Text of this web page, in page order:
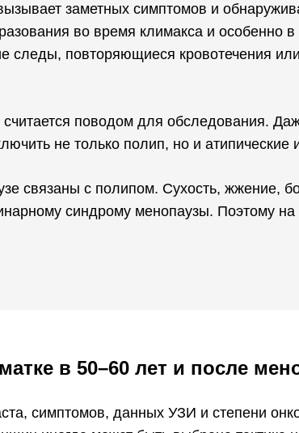
заметных симптомов и
во время климакса и особенно
следы, повторяющиеся кровотечения
поводом для обследования.
не только полип, но и
связаны с полипом. Сухость, жжение,
синдрому менопаузы. Поэтому
в 50–60 лет и после
симптомов, данных УЗИ и степени